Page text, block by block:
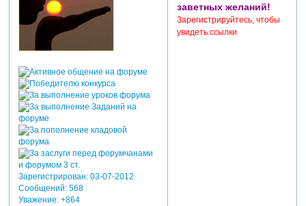
Зарегистрирован: 03-07-2012
Сообщений:568
Уважение: +864
заветных желаний!
Зарегистрируйтесь, чтобы
увидеть ссылки